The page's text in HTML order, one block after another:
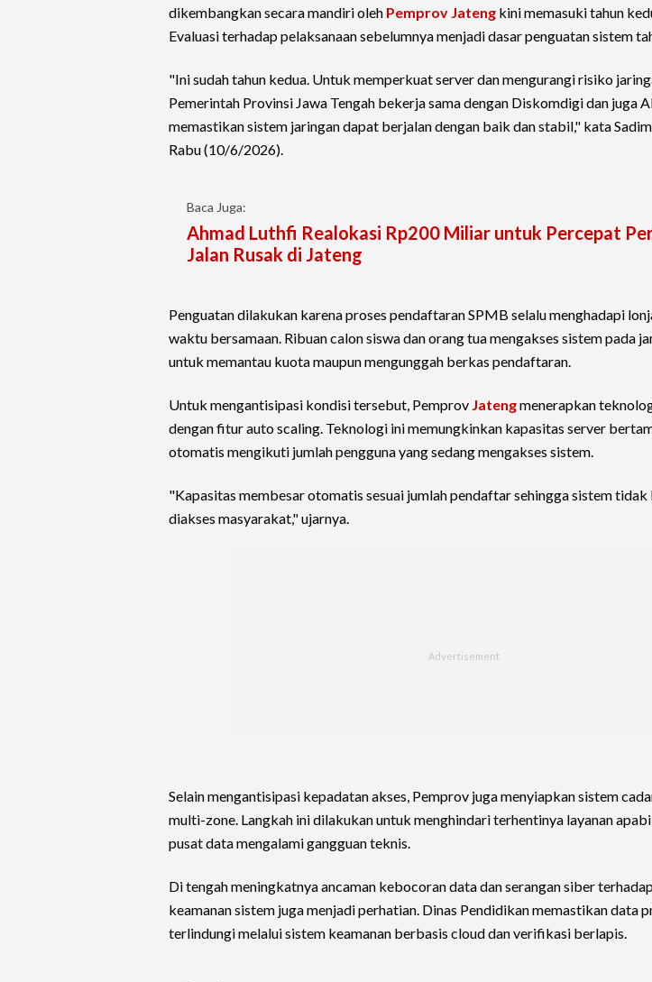
dikembangkan secara mandiri oleh Pemprov Jateng kini memasuki tahun
Evaluasi terhadap pelaksanaan sebelumnya menjadi dasar penguatan sistem
"Ini sudah tahun kedua. Untuk memperkuat server dan mengurangi risiko
Pemerintah Provinsi Jawa Tengah bekerja sama dengan Diskomdigi dan juga
memastikan sistem jaringan dapat berjalan dengan baik dan stabil," kata
Rabu (10/6/2026).
Baca Juga:
Ahmad Luthfi Realokasi Rp200 Miliar untuk Percepat
Jalan Rusak di Jateng
Penguatan dilakukan karena proses pendaftaran SPMB selalu menghadapi
waktu bersamaan. Ribuan calon siswa dan orang tua mengakses sistem pada
untuk memantau kuota maupun mengunggah berkas pendaftaran.
Untuk mengantisipasi kondisi tersebut, Pemprov Jatengmenerapkan
dengan fitur auto scaling. Teknologi ini memungkinkan kapasitas server
otomatis mengikuti jumlah pengguna yang sedang mengakses sistem.
"Kapasitas membesar otomatis sesuai jumlah pendaftar sehingga sistem
diakses masyarakat," ujarnya.
Selain mengantisipasi kepadatan akses, Pemprov juga menyiapkan sistem
multi-zone. Langkah ini dilakukan untuk menghindari terhentinya layanan
pusat data mengalami gangguan teknis.
Di tengah meningkatnya ancaman kebocoran data dan serangan siber
keamanan sistem juga menjadi perhatian. Dinas Pendidikan memastikan data
terlindungi melalui sistem keamanan berbasis cloud dan verifikasi berlapis.